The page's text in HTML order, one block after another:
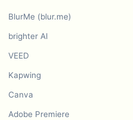
BlurMe (blur.me)
brighter AI
VEED
Kapwing
Canva
Adobe Premiere